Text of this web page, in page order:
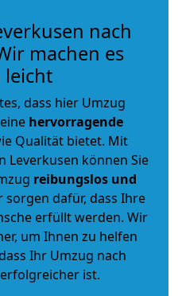
nach
machen es
dass hier Umzug
hervorragende
Qualität bietet. Mit
können Sie
reibungslos und
dafür, dass Ihre
erfüllt werden. Wir
um Ihnen zu helfen
Ihr Umzug nach
ist.